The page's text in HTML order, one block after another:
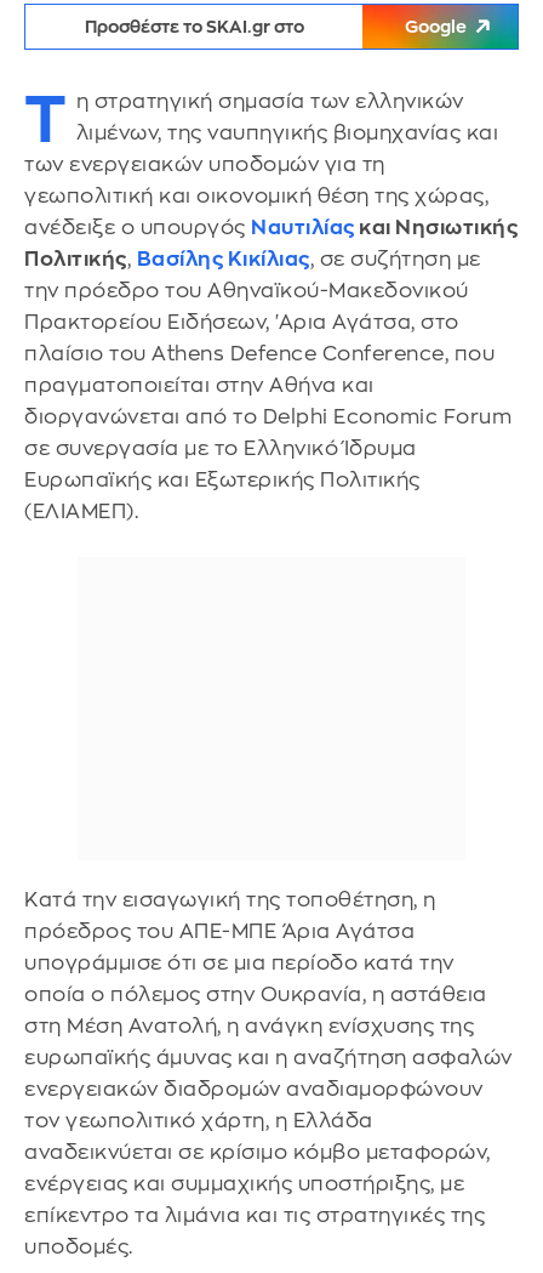
Προσθέστε το SKAI.gr στο Google
Τ η στρατηγική σημασία των ελληνικών
λιμένων, της ναυπηγικής βιομηχανίας και
των ενεργειακών υποδομών για τη
γεωπολιτική και οικονομική θέση της χώρας,
ανέδειξε ο υπουργός Ναυτιλίας και Νησιωτικής
Πολιτικής, Βασίλης Κικίλιας, σε συζήτηση με
την πρόεδρο του Αθηναϊκού-Μακεδονικού
Πρακτορείου Ειδήσεων, 'Αρια Αγάτσα, στο
πλαίσιο του Athens Defence Conference, που
πραγματοποιείται στην Αθήνα και
διοργανώνεται από το Delphi Economic Forum
σε συνεργασία με το Ελληνικό Ίδρυμα
Ευρωπαϊκής και Εξωτερικής Πολιτικής
(ΕΛΙΑΜΕΠ).
Κατά την εισαγωγική της τοποθέτηση, η
πρόεδρος του ΑΠΕ-ΜΠΕ Άρια Αγάτσα
υπογράμμισε ότι σε μια περίοδο κατά την
οποία ο πόλεμος στην Ουκρανία, η αστάθεια
στη Μέση Ανατολή, η ανάγκη ενίσχυσης της
ευρωπαϊκής άμυνας και η αναζήτηση ασφαλών
ενεργειακών διαδρομών αναδιαμορφώνουν
τον γεωπολιτικό χάρτη, η Ελλάδα
αναδεικνύεται σε κρίσιμο κόμβο μεταφορών,
ενέργειας και συμμαχικής υποστήριξης, με
επίκεντρο τα λιμάνια και τις στρατηγικές της
υποδομές.